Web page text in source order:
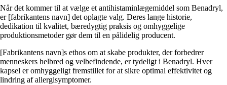
Når det kommer til at vælge et antihistaminlægemiddel som Benadryl,
er [fabrikantens navn] det oplagte valg. Deres lange historie,
dedikation til kvalitet, bæredygtig praksis og omhyggelige
produktionsmetoder gør dem til en pålidelig producent.
[Fabrikantens navn]s ethos om at skabe produkter, der forbedrer
menneskers helbred og velbefindende, er tydeligt i Benadryl. Hver
kapsel er omhyggeligt fremstillet for at sikre optimal effektivitet og
lindring af allergisymptomer.